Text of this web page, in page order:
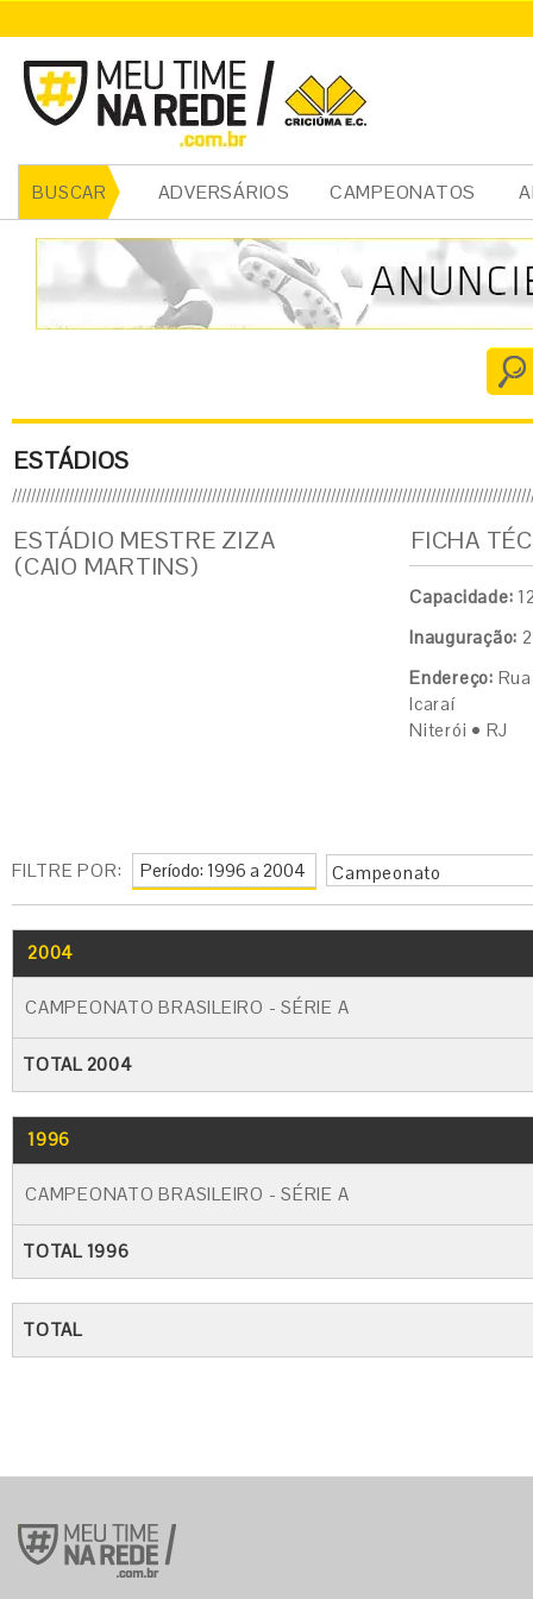
BUSCAR ADVERSÁRIOS CAMPEONATOS
ESTÁDIOS
ESTÁDIO MESTRE ZIZA
(CAIO MARTINS)
FICHA
Capacidade:
Inauguração:
Endereço:
Icaraí
Niterói • RJ
FILTRE POR: Campeonato
2004
CAMPEONATO BRASILEIRO - SÉRIE A
TOTAL 2004
1996
CAMPEONATO BRASILEIRO - SÉRIE A
TOTAL 1996
TOTAL